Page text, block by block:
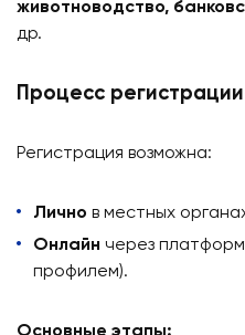
животноводство,
др.
Процесс
Регистрация возможна:
Лично в местных
Онлайн через
профилем).